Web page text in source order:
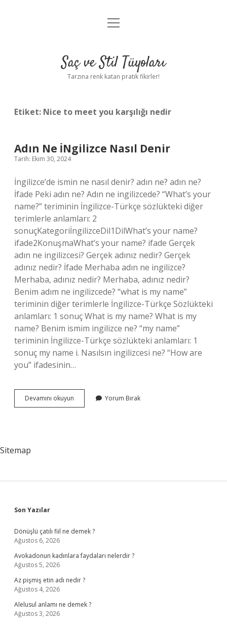
Anasayfa
Yasal Uyarı
menüyü
Saç ve Stil Tüyoları
Tarzına renk katan pratik fikirler!
Etiket: Nice to meet you karşılığı nedir
Adın Ne İNgilizce Nasıl Denir
Tarih: Ekim 30, 2024
İngilizce’de ismin ne nasıl denir? adın ne? adın ne?
İfade Peki adın ne? Adın ne ingilizcede? “What’s your
name?” teriminin İngilizce-Türkçe sözlükteki diğer
terimlerle anlamları: 2
sonuçKategoriİngilizceDil1DilWhat’s your name?
ifade2KonuşmaWhat’s your name? ifade Gerçek
adın ne ingilizcesi? Gerçek adınız nedir? Gerçek
adınız nedir? İfade Merhaba adın ne ingilizce?
Merhaba, adınız nedir? Merhaba, adınız nedir?
Benim adım ne ingilizcede? “what is my name”
teriminin diğer terimlerle İngilizce-Türkçe Sözlükteki
anlamları: 1 sonuç What is my name? What is my
name? Benim ismim ingilizce ne? “my name”
teriminin İngilizce-Türkçe sözlükteki anlamları: 1
sonuç my name i. Nasılsın ingilizcesi ne? “How are
you” ifadesinin…
Devamını okuyun
Ne
Yorum Bırak
Sitemap
Sidebar
Son Yazılar
Dönüşlü çatılı fiil ne demek ?
Ağustos 6, 2026
Avokadonun kadınlara faydaları nelerdir ?
Ağustos 5, 2026
Az pişmiş etin adı nedir ?
Ağustos 4, 2026
Alelusul anlamı ne demek ?
Ağustos 3, 2026